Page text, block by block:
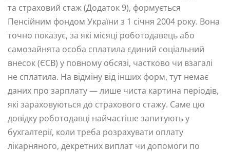
та страховий стаж (Додаток 9), формується
Пенсійним фондом України з 1 січня 2004 року. Вона
точно показує, за які місяці роботодавець або
самозайнята особа сплатила єдиний соціальний
внесок (ЄСВ) у повному обсязі, частково чи взагалі
не сплатила. На відміну від інших форм, тут немає
даних про зарплату — лише чиста картина періодів,
які зараховуються до страхового стажу. Саме цю
довідку роботодавці найчастіше запитують у
бухгалтерії, коли треба розрахувати оплату
лікарняного, декретних виплат чи допомоги по